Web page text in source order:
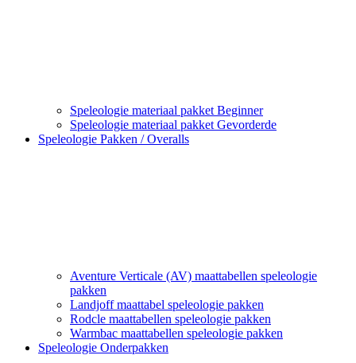
Speleologie materiaal pakket Beginner
Speleologie materiaal pakket Gevorderde
Speleologie Pakken / Overalls
Aventure Verticale (AV) maattabellen speleologie
pakken
Landjoff maattabel speleologie pakken
Rodcle maattabellen speleologie pakken
Warmbac maattabellen speleologie pakken
Speleologie Onderpakken